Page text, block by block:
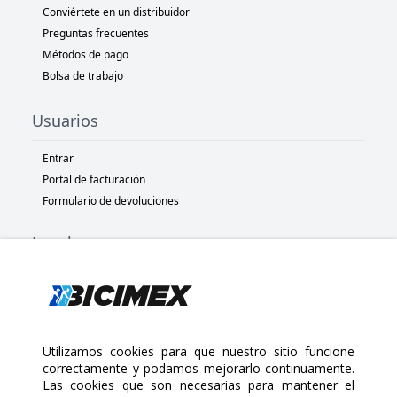
Conviértete en un distribuidor
Preguntas frecuentes
Métodos de pago
Bolsa de trabajo
Usuarios
Entrar
Portal de facturación
Formulario de devoluciones
Legal
Políticas de privacidad
Políticas de devolución
Copyright 2025 Bicimex®. All rights reserved. Today is Viernes,
Utilizamos cookies para que nuestro sitio funcione
correctamente y podamos mejorarlo continuamente.
Las cookies que son necesarias para mantener el